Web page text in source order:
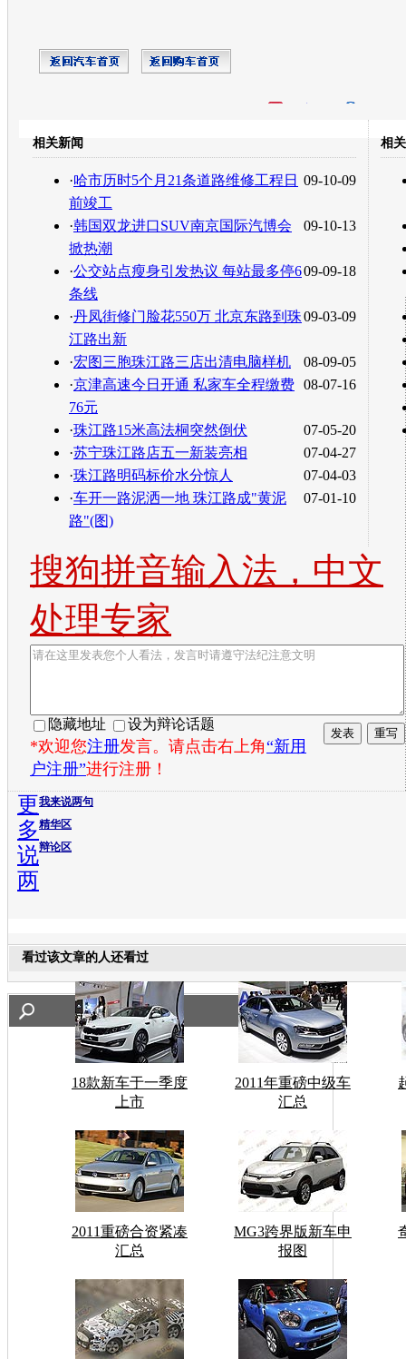
转发至：
相关新闻
09-10-09
·哈市历时5个月21条道路维修工程日
前竣工
09-10-13
·韩国双龙进口SUV南京国际汽博会
掀热潮
09-09-18
·公交站点瘦身引发热议 每站最多停6
条线
09-03-09
·丹凤街修门脸花550万 北京东路到珠
江路出新
08-09-05
·宏图三胞珠江路三店出清电脑样机
08-07-16
·京津高速今日开通 私家车全程缴费
76元
07-05-20
·珠江路15米高法桐突然倒伏
07-04-27
·苏宁珠江路店五一新装亮相
07-04-03
·珠江路明码标价水分惊人
07-01-10
·车开一路泥洒一地 珠江路成"黄泥
路"(图)
相
搜狗拼音输入法，中文
处理专家
隐藏地址 设为辩论话题
*欢迎您注册发言。请点击右上角“新用
户注册”进行注册！
我来说两句
精华区
辩论区
更
多
说
两
看过该文章的人还看过
18款新车于一季度
上市
2011年重磅中级车
汇总
2011重磅合资紧凑
汇总
MG3跨界版新车申
报图